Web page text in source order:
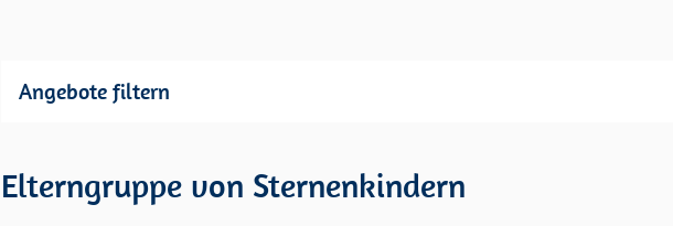
Angebote filtern
Elterngruppe von Sternenkindern